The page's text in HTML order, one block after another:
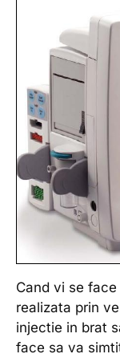
Cand vi se
realizata prin
injectie in brat
face sa va